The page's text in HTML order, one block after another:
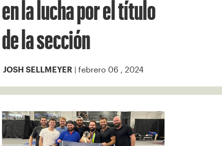
en la lucha por el título
de la sección
JOSH SELLMEYER | febrero 06 , 2024